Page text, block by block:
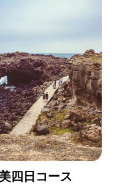
た。切り立った台
壁、美しいサンゴ
砂浜、周りいっぱ
の海を合わせた光
。このほか、島に
す。黒潮の通り道
と水が沸き上が
四日コース